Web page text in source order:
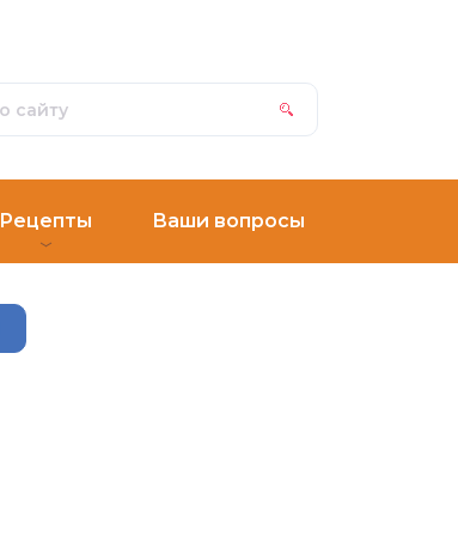
Рецепты Ваши вопросы